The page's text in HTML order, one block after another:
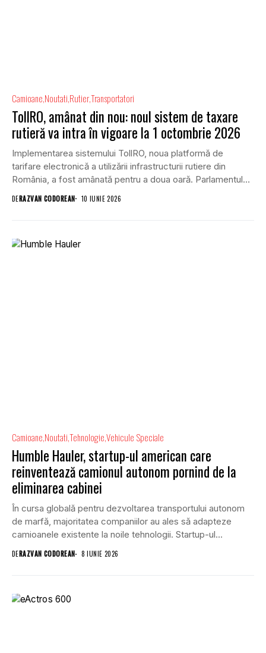
Camioane Noutati RutierTransportatori
TollRO, amânat din nou: noul sistem de taxare
rutieră va intra în vigoare la 1 octombrie 2026
Implementarea sistemului TollRO, noua platformă de
tarifare electronică a utilizării infrastructurii rutiere din
România, a fost amânată pentru a doua oară. Parlamentul
a...
DERAZVAN CODOREAN 10 IUNIE 2026
Camioane NoutatiTehnologieVehicule Speciale
Humble Hauler, startup-ul american care
reinventează camionul autonom pornind de la
eliminarea cabinei
În cursa globală pentru dezvoltarea transportului autonom
de marfă, majoritatea companiilor au ales să adapteze
camioanele existente la noile tehnologii. Startup-ul
american Humble...
DERAZVAN CODOREAN 8 IUNIE 2026